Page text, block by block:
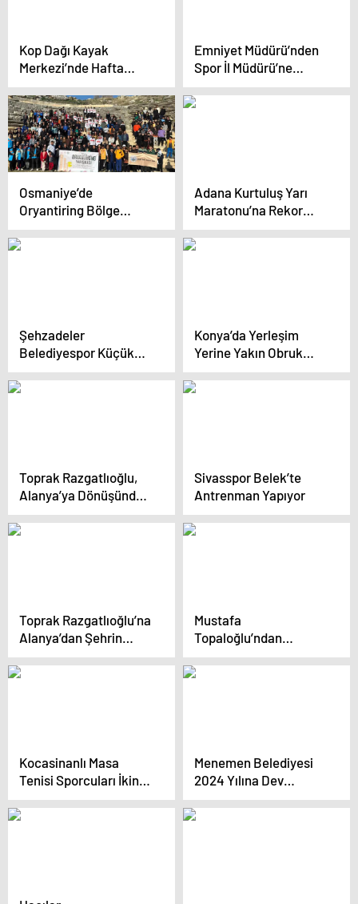
Kop Dağı Kayak
Merkezi’nde Hafta
Sonu Yoğunluğu
Emniyet Müdürü’nden
Spor İl Müdürü’ne
Ziyaret
Osmaniye’de
Oryantiring Bölge
Yarışmaları Düzenlendi
Adana Kurtuluş Yarı
Maratonu’na Rekor
Katılım
Şehzadeler
Belediyespor Küçük
Kızlar Voleybol Takımı
Finale Yükseldi
Konya’da Yerleşim
Yerine Yakın Obruk
Oluştu
Toprak Razgatlıoğlu,
Alanya’ya Dönüşünde
Dünya
Şampiyonluğunu
Sivasspor Belek’te
Antrenman Yapıyor
Toprak Razgatlıoğlu’na
Alanya’dan Şehrin
Anahtarı
Mustafa
Topaloğlu’ndan
Kastamonuspor’a
Destek
Kocasinanlı Masa
Tenisi Sporcuları İkinci
Oldu
Menemen Belediyesi
2024 Yılına Dev
Projelerle Damga
Vurdu